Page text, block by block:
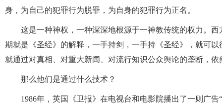
身，为自己的犯罪行为脱罪，为自身的犯罪行为正名。
这是一种神权，一种深深地根源于一神教传统的权力。
期就是《圣经》的解释，一手持剑，一手持《圣经》，就可
就通过对真相、对重大新闻、对流行知识公众舆论的垄断，
那么他们是通过什么技术？
1986年，英国《卫报》在电视台和电影院播出了一则广